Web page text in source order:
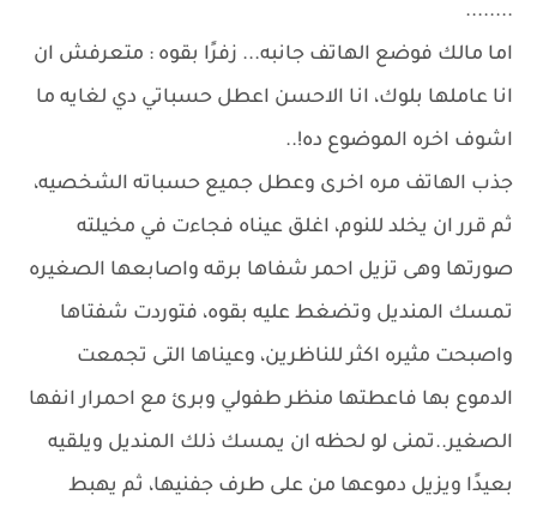
........
اما مالك فوضع الهاتف جانبه... زفرًا بقوه : متعرفش ان
انا عاملها بلوك، انا الاحسن اعطل حسباتي دي لغايه ما
اشوف اخره الموضوع ده!..
جذب الهاتف مره اخرى وعطل جميع حسباته الشخصيه،
ثم قرر ان يخلد للنوم، اغلق عيناه فجاءت في مخيلته
صورتها وهى تزيل احمر شفاها برقه واصابعها الصغيره
تمسك المنديل وتضغط عليه بقوه، فتوردت شفتاها
واصبحت مثيره اكثر للناظرين، وعيناها التى تجمعت
الدموع بها فاعطتها منظر طفولي وبرئ مع احمرار انفها
الصغير..تمنى لو لحظه ان يمسك ذلك المنديل ويلقيه
بعيدًا ويزيل دموعها من على طرف جفنيها، ثم يهبط